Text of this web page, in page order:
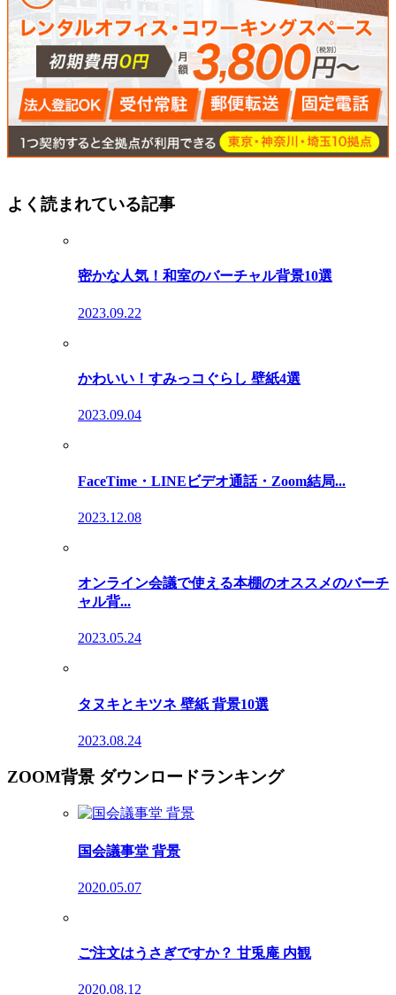
よく読まれている記事
密かな人気！和室のバーチャル背景10選
2023.09.22
かわいい！すみっコぐらし 壁紙4選
2023.09.04
FaceTime・LINEビデオ通話・Zoom結局...
2023.12.08
オンライン会議で使える本棚のオススメのバーチ
ャル背...
2023.05.24
タヌキとキツネ 壁紙 背景10選
2023.08.24
ZOOM背景 ダウンロードランキング
国会議事堂 背景
2020.05.07
ご注文はうさぎですか？ 甘兎庵 内観
2020.08.12